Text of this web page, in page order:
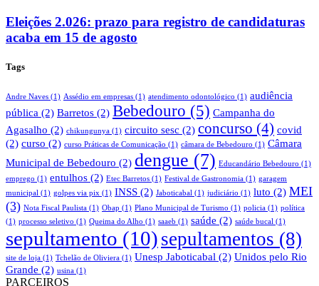
Eleições 2.026: prazo para registro de candidaturas
acaba em 15 de agosto
Tags
Andre Naves (1) Assédio em empresas (1) atendimento odontológico (1) audiência
pública (2) Barretos (2) Bebedouro (5) Campanha do
Agasalho (2) chikungunya (1) circuito sesc (2) concurso (4) covid
(2) curso (2) curso Práticas de Comunicação (1) câmara de Bebedouro (1) Câmara
Municipal de Bebedouro (2) dengue (7) Educandário Bebedouro (1)
emprego (1) entulhos (2) Etec Barretos (1) Festival de Gastronomia (1) garagem
municipal (1) golpes via pix (1) INSS (2) Jaboticabal (1) judiciário (1) luto (2) MEI
(3) Nota Fiscal Paulista (1) Obap (1) Plano Municipal de Turismo (1) policia (1) política
(1) processo seletivo (1) Queima do Alho (1) saaeb (1) saúde (2) saúde bucal (1)
sepultamento (10) sepultamentos (8)
site de loja (1) Tchelão de Oliviera (1) Unesp Jaboticabal (2) Unidos pelo Rio
Grande (2) usina (1)
PARCEIROS